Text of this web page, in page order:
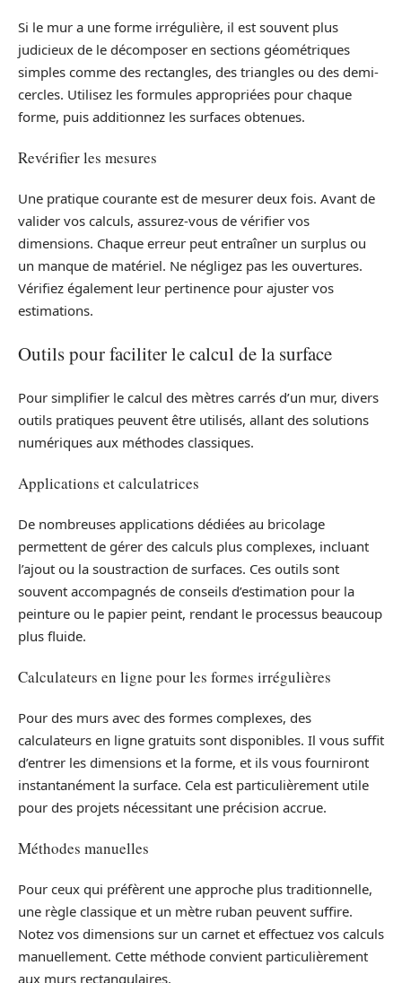
Si le mur a une forme irrégulière, il est souvent plus
judicieux de le décomposer en sections géométriques
simples comme des rectangles, des triangles ou des demi-
cercles. Utilisez les formules appropriées pour chaque
forme, puis additionnez les surfaces obtenues.
Revérifier les mesures
Une pratique courante est de mesurer deux fois. Avant de
valider vos calculs, assurez-vous de vérifier vos
dimensions. Chaque erreur peut entraîner un surplus ou
un manque de matériel. Ne négligez pas les ouvertures.
Vérifiez également leur pertinence pour ajuster vos
estimations.
Outils pour faciliter le calcul de la surface
Pour simplifier le calcul des mètres carrés d’un mur, divers
outils pratiques peuvent être utilisés, allant des solutions
numériques aux méthodes classiques.
Applications et calculatrices
De nombreuses applications dédiées au bricolage
permettent de gérer des calculs plus complexes, incluant
l’ajout ou la soustraction de surfaces. Ces outils sont
souvent accompagnés de conseils d’estimation pour la
peinture ou le papier peint, rendant le processus beaucoup
plus fluide.
Calculateurs en ligne pour les formes irrégulières
Pour des murs avec des formes complexes, des
calculateurs en ligne gratuits sont disponibles. Il vous suffit
d’entrer les dimensions et la forme, et ils vous fourniront
instantanément la surface. Cela est particulièrement utile
pour des projets nécessitant une précision accrue.
Méthodes manuelles
Pour ceux qui préfèrent une approche plus traditionnelle,
une règle classique et un mètre ruban peuvent suffire.
Notez vos dimensions sur un carnet et effectuez vos calculs
manuellement. Cette méthode convient particulièrement
aux murs rectangulaires.